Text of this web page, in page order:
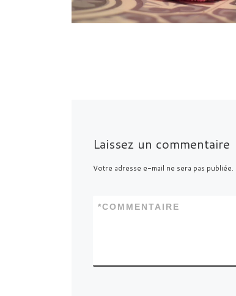
Laissez un commentaire
Votre adresse e-mail ne sera pas publiée.
COMMENTAIRE
*